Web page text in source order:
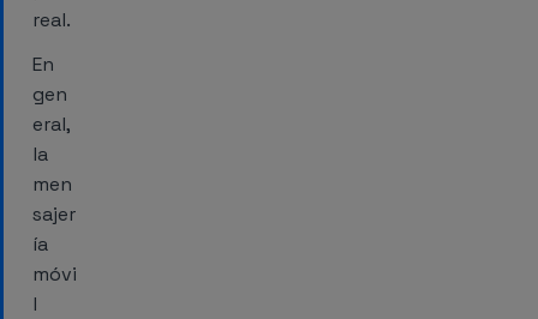
real.
En
gen
eral,
la
men
sajer
ía
móvi
l